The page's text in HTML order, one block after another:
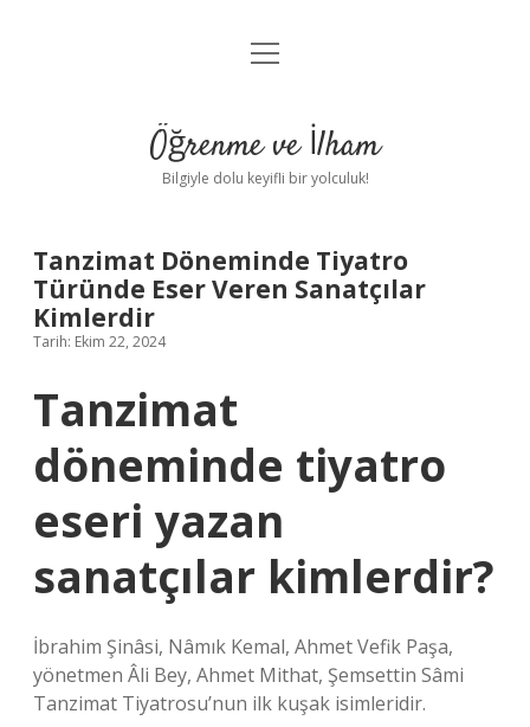
Anasayfa
Yasal Uyarı
menüyü
Öğrenme ve İlham
Bilgiyle dolu keyifli bir yolculuk!
Tanzimat Döneminde Tiyatro
Türünde Eser Veren Sanatçılar
Kimlerdir
Tarih: Ekim 22, 2024
Tanzimat
döneminde tiyatro
eseri yazan
sanatçılar kimlerdir?
İbrahim Şinâsi, Nâmık Kemal, Ahmet Vefik Paşa,
yönetmen Âli Bey, Ahmet Mithat, Şemsettin Sâmi
Tanzimat Tiyatrosu’nun ilk kuşak isimleridir.